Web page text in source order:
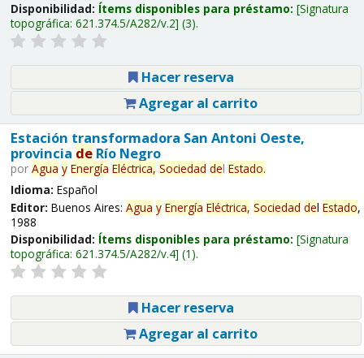
Disponibilidad: Ítems disponibles para préstamo: Signatura
topográfica: 621.374.5/A282/v.2 (3).
Hacer reserva
Agregar al carrito
Estación transformadora San Antoni Oeste,
provincia deRío Negro
por Agua y Energía Eléctrica, Sociedad del Estado.
Idioma: Español
Editor: Buenos Aires: Agua y Energía Eléctrica, Sociedad del Estado,
1988
Disponibilidad: Ítems disponibles para préstamo: Signatura
topográfica: 621.374.5/A282/v.4 (1).
Hacer reserva
Agregar al carrito